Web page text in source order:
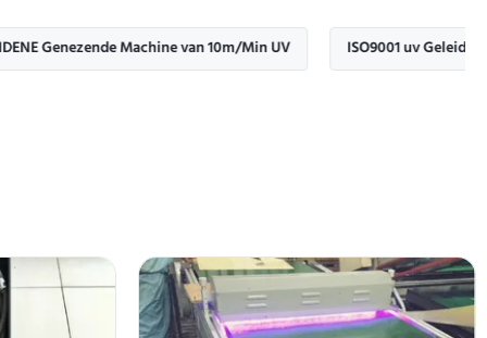
Machine van 10m/Min UV ISO9001 uv Geleide Vlek